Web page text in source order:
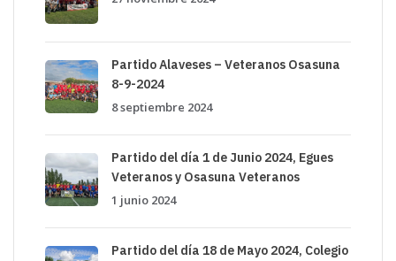
Partido Alaveses – Veteranos Osasuna
8-9-2024
8 septiembre 2024
Partido del día 1 de Junio 2024, Egues
Veteranos y Osasuna Veteranos
1 junio 2024
Partido del día 18 de Mayo 2024, Colegio